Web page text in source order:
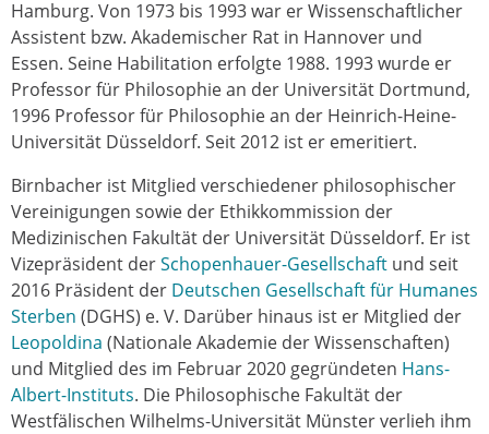
Hamburg. Von 1973 bis 1993 war er Wissenschaftlicher
Assistent bzw. Akademischer Rat in Hannover und
Essen. Seine Habilitation erfolgte 1988. 1993 wurde er
Professor für Philosophie an der Universität Dortmund,
1996 Professor für Philosophie an der Heinrich-Heine-
Universität Düsseldorf. Seit 2012 ist er emeritiert.
Birnbacher ist Mitglied verschiedener philosophischer
Vereinigungen sowie der Ethikkommission der
Medizinischen Fakultät der Universität Düsseldorf. Er ist
Vizepräsident derSchopenhauer-Gesellschaft und seit
2016 Präsident der Deutschen Gesellschaft für Humanes
Sterben (DGHS) e. V. Darüber hinaus ist er Mitglied der
Leopoldina (Nationale Akademie der Wissenschaften)
und Mitglied des im Februar 2020 gegründeten Hans-
Albert-Instituts. Die Philosophische Fakultät der
Westfälischen Wilhelms-Universität Münster verlieh ihm